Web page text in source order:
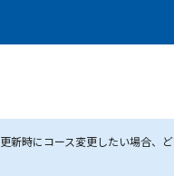
更新時にコース変更したい場合、